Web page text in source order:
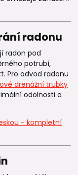
radonu
radon pod
potrubí,
Pro odvod radonu
drenážní trubky
odolnosti a
- kompletní